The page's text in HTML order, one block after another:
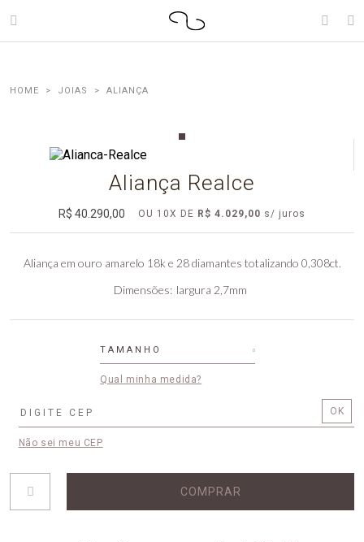
JOIAS ALIANÇA
Aliança Realce
R$ 40.290,00 OU 10X DE R$ 4.029,00
Aliança em ouro amarelo 18k e 28 diamantes totalizando 0,308ct.
Dimensões largura 2,7mm
TAMANHO
Qual minha medida?
Não sei meu CEP
COMPRAR